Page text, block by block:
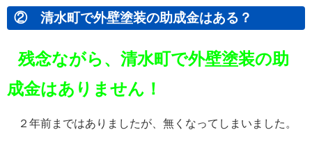
② 清水町で外壁塗装の助成金はある？
残念ながら、清水町で外壁塗装の助
成金はありません！
２年前まではありましたが、無くなってしまいました。